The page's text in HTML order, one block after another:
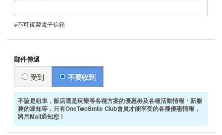
※不可複製電子信箱
郵件傳遞
受到 不要收到
不論是租車，飯店還是玩樂等各種方案的優惠劵及各種活動情報・新服
務的通知等，只有OneTwoSmile Club會員才能享受的各種優惠情報，
將用Mail通知您！